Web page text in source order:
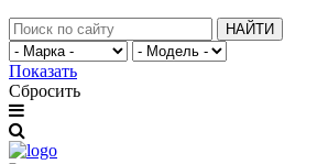
НАЙТИ
Показать
Сбросить